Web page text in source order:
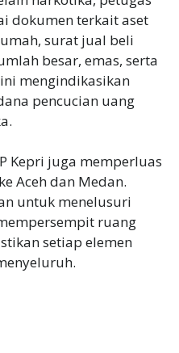
dokumen terkait aset
surat jual beli
besar, emas, serta
mengindikasikan
pencucian uang
Kepri juga memperluas
Aceh dan Medan.
untuk menelusuri
ruang
setiap elemen